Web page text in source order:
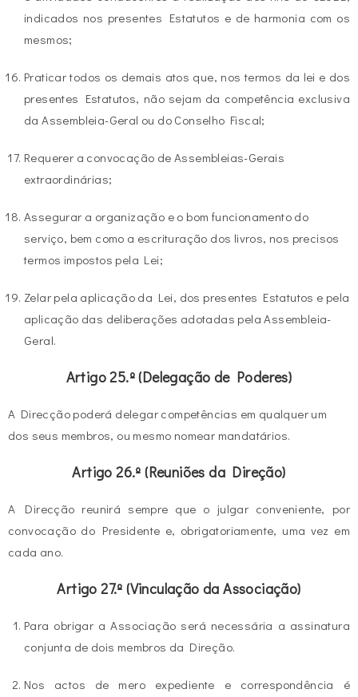
indicados nos presentes Estatutos e de harmonia com os
mesmos;
Praticar todos os demais atos que, nos termos da lei e dos
presentes Estatutos, não sejam da competência exclusiva
da Assembleia-Geral ou do Conselho Fiscal;
Requerer a convocação de Assembleias-Gerais
extraordinárias;
Assegurar a organização e o bom funcionamento do
serviço, bem como a escrituração dos livros, nos precisos
termos impostos pela Lei;
Zelar pela aplicação da Lei, dos presentes Estatutos e pela
aplicação das deliberações adotadas pela Assembleia-
Geral.
Artigo 25.º (Delegação de Poderes)
A Direcção poderá delegar competências em qualquer um
dos seus membros, ou mesmo nomear mandatários.
Artigo 26.º (Reuniões da Direção)
A Direcção reunirá sempre que o julgar conveniente, por
convocação do Presidente e, obrigatoriamente, uma vez em
cada ano.
Artigo 27.º (Vinculação da Associação)
Para obrigar a Associação será necessária a assinatura
conjunta de dois membros da Direção.
Nos actos de mero expediente e correspondência é